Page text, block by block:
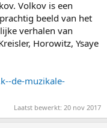
Volkov is een
beeld van het
verhalen van
Horowitz, Ysaye
de-muzikale-
Laatst bewerkt: 20 nov 2017